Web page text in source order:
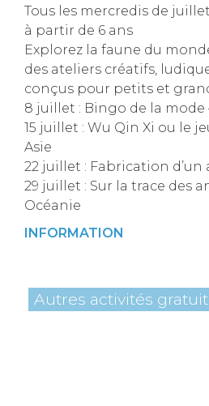
Tous les mercredis de
à partir de 6 ans
Explorez la faune du
des ateliers créatifs,
conçus pour petits et
8 juillet : Bingo de la mode
15 juillet : Wu Qin Xi ou le
Asie
22 juillet : Fabrication
29 juillet : Sur la trace des
Océanie
INFORMATION
Autres activités